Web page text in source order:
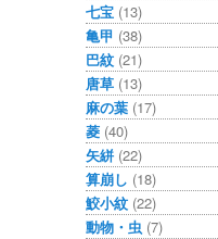
七宝 (13)
亀甲 (38)
巴紋 (21)
唐草 (13)
麻の葉 (17)
菱 (40)
矢絣 (22)
算崩し (18)
鮫小紋 (22)
動物・虫 (7)